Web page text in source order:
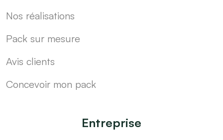
Nos réalisations
Pack sur mesure
Avis clients
Concevoir mon pack
Entreprise